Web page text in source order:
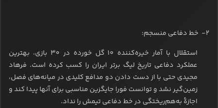
2- خط دفاعی منسجم:
استقلال با آمار خیره‌کننده 10 گل خورده در 30 بازی، بهترین
عملکرد دفاعی تاریخ لیگ برتر ایران را کسب کرده است. فرهاد
مجیدی حتی با از دست دادن دو مدافع کلیدی در میانه‌های فصل،
زمین‌گیر نشد و توانست فورا جایگزین مناسبی برای آنها پیدا کند و
اجازۀ به‌هم‌ریختگی در خط دفاعی تیمش را نداد.